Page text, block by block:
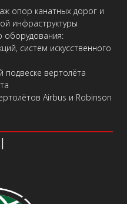
опор канатных дорог и
инфраструктуры
оборудования:
систем искусственного
подвеске вертолёта
Airbus и Robinson